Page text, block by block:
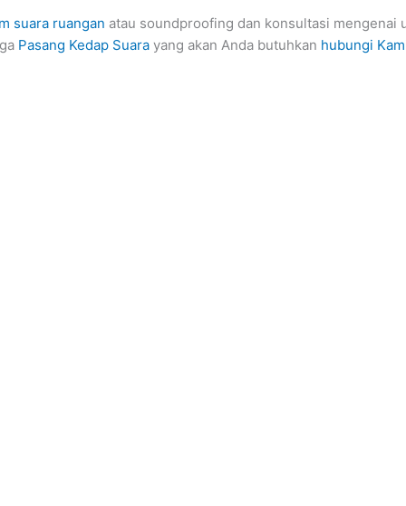
suara ruangan atau soundproofing dan konsultasi mengenai
Pasang Kedap Suara yang akan Anda butuhkan hubungi